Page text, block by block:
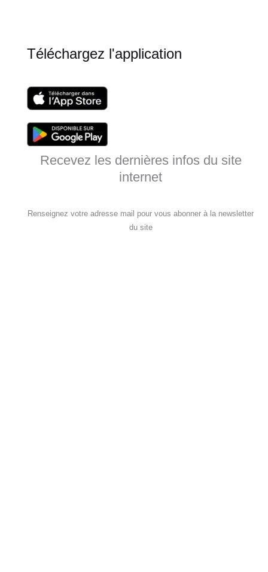
Téléchargez l'application
Recevez les dernières infos du site
internet
Renseignez votre adresse mail pour vous abonner à la newsletter
du site